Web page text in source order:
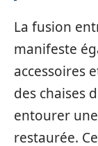
La fusion
manifeste
accessoires
des chaises
entourer
restaurée.